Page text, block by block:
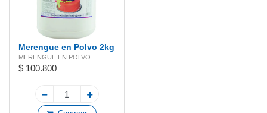
Merengue en Polvo 2kg
MERENGUE EN POLVO
$ 100.800